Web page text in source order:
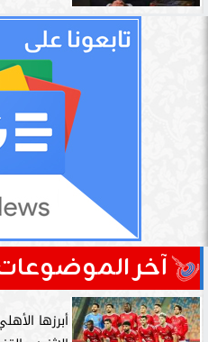
آخر
أبرزها